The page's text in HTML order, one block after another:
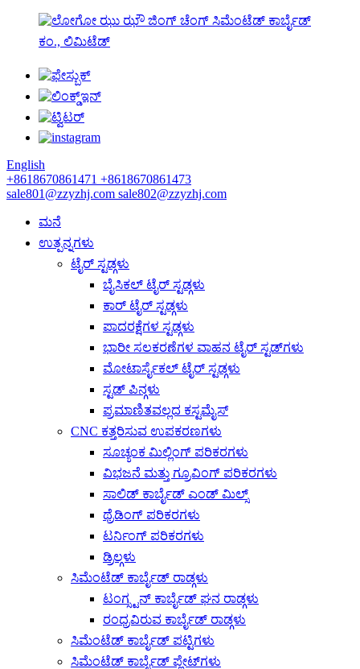
ಝು ಝೌ ಜಿಂಗ್ ಚೆಂಗ್ ಸಿಮೆಂಟೆಡ್ ಕಾರ್ಬೈಡ್
ಕಂ., ಲಿಮಿಟೆಡ್
English
+8618670861471 +8618670861473
sale801@zzyzhj.com sale802@zzyzhj.com
ಮನೆ
ಉತ್ಪನ್ನಗಳು
ಟೈರ್ ಸ್ಟಡ್ಗಳು
ಬೈಸಿಕಲ್ ಟೈರ್ ಸ್ಟಡ್ಗಳು
ಕಾರ್ ಟೈರ್ ಸ್ಟಡ್ಗಳು
ಪಾದರಕ್ಷೆಗಳ ಸ್ಟಡ್ಗಳು
ಭಾರೀ ಸಲಕರಣೆಗಳ ವಾಹನ ಟೈರ್ ಸ್ಟಡ್‌ಗಳು
ಮೋಟಾರ್ಸೈಕಲ್ ಟೈರ್ ಸ್ಟಡ್ಗಳು
ಸ್ಟಡ್ ಪಿನ್ಗಳು
ಪ್ರಮಾಣಿತವಲ್ಲದ ಕಸ್ಟಮೈಸ್
CNC ಕತ್ತರಿಸುವ ಉಪಕರಣಗಳು
ಸೂಚ್ಯಂಕ ಮಿಲ್ಲಿಂಗ್ ಪರಿಕರಗಳು
ವಿಭಜನೆ ಮತ್ತು ಗ್ರೂವಿಂಗ್ ಪರಿಕರಗಳು
ಸಾಲಿಡ್ ಕಾರ್ಬೈಡ್ ಎಂಡ್ ಮಿಲ್ಸ್
ಥ್ರೆಡಿಂಗ್ ಪರಿಕರಗಳು
ಟರ್ನಿಂಗ್ ಪರಿಕರಗಳು
ಡ್ರಿಲ್ಗಳು
ಸಿಮೆಂಟೆಡ್ ಕಾರ್ಬೈಡ್ ರಾಡ್ಗಳು
ಟಂಗ್ಸ್ಟನ್ ಕಾರ್ಬೈಡ್ ಘನ ರಾಡ್ಗಳು
ರಂಧ್ರವಿರುವ ಕಾರ್ಬೈಡ್ ರಾಡ್ಗಳು
ಸಿಮೆಂಟೆಡ್ ಕಾರ್ಬೈಡ್ ಪಟ್ಟಿಗಳು
ಸಿಮೆಂಟೆಡ್ ಕಾರ್ಬೈಡ್ ಪ್ಲೇಟ್‌ಗಳು